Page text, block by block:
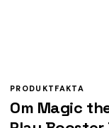
PRODUKTFAKTA
Om Magic